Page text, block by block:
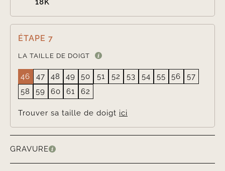
18K
ÉTAPE 7
46 47 48 49 50 51 52 53 54 55 56
57
58
59 60 61 62
Trouver sa taille de doigt ici
GRAVURE